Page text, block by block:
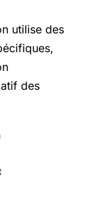
utilise des
des